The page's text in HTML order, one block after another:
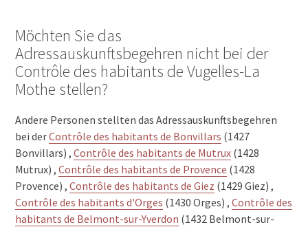
Möchten Sie das
Adressauskunftsbegehren nicht bei der
Contrôle des habitants de Vugelles-La
Mothe stellen?
Andere Personen stellten das Adressauskunftsbegehren
bei derContrôle des habitants de Bonvillars (1427
Bonvillars) ,Contrôle des habitants de Mutrux (1428
Mutrux) ,Contrôle des habitants de Provence (1428
Provence) ,Contrôle des habitants de Giez (1429 Giez) ,
Contrôle des habitants d'Orges (1430 Orges) ,Contrôle des
habitants de Belmont-sur-Yverdon (1432 Belmont-sur-